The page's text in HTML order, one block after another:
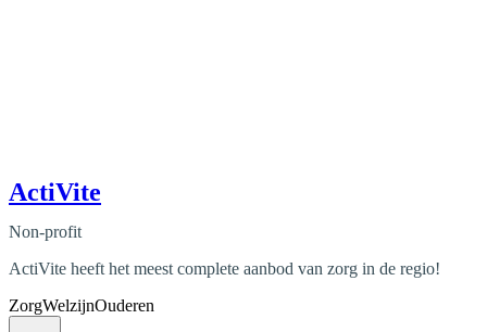
ActiVite
Non-profit
ActiVite heeft het meest complete aanbod van zorg in de regio!
ZorgWelzijnOuderen